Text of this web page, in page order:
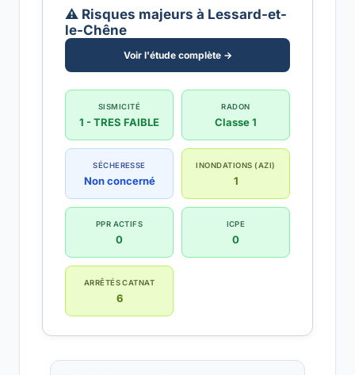
⚠️ Risques majeurs à Lessard-et-
le-Chêne
Voir l'étude complète →
SISMICITÉ
1 - TRES FAIBLE
RADON
Classe 1
SÉCHERESSE
Non concerné
INONDATIONS (AZI)
1
PPR ACTIFS
0
ICPE
0
ARRÊTÉS CATNAT
6